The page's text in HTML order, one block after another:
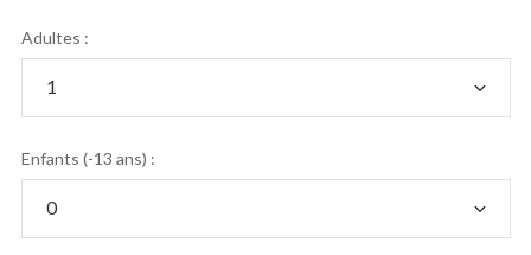
Adultes :
Enfants (-13 ans) :